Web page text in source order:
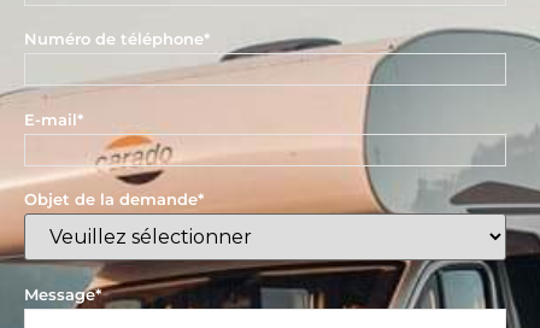
Numéro de téléphone*
E-mail*
Objet de la demande*
Message*